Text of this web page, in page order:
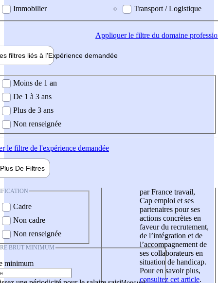
Immobilier
Transport / Logistique
Appliquerle filtre du domaine
filtres liés à l'Expérience demandée
demandée
Moins de 1 an
De 1 à 3 ans
Plus de 3 ans
Non renseignée
le filtre de l'expérience demandée
Plus De Filtres
Cadre
Non cadre
Non renseignée
BRUT MINIMUM
minimum
par France travail,
Cap emploi et ses
partenaires pour ses
actions concrètes en
faveur du recrutement,
de l’intégration et de
l’accompagnement de
ses collaborateurs en
situation de handicap.
Pour en savoir plus,
consultez cet article.